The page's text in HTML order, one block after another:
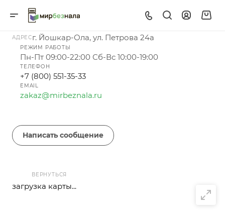
АДРЕСг. Йошкар-Ола, ул. Петрова 24а
РЕЖИМ РАБОТЫ
Пн-Пт 09:00-22:00 Сб-Вс 10:00-19:00
ТЕЛЕФОН
+7 (800) 551-35-33
EMAIL
zakaz@mirbeznala.ru
Написать сообщение
ВЕРНУТЬСЯ
загрузка карты...